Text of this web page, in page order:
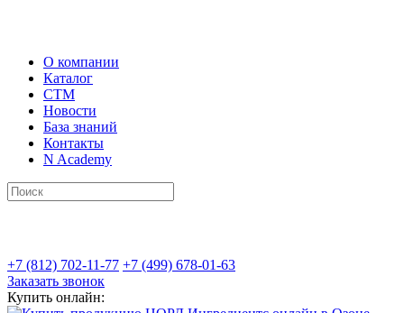
О компании
Каталог
СТМ
Новости
База знаний
Контакты
N Academy
+7 (812) 702-11-77 +7 (499) 678-01-63
Заказать звонок
Купить онлайн: